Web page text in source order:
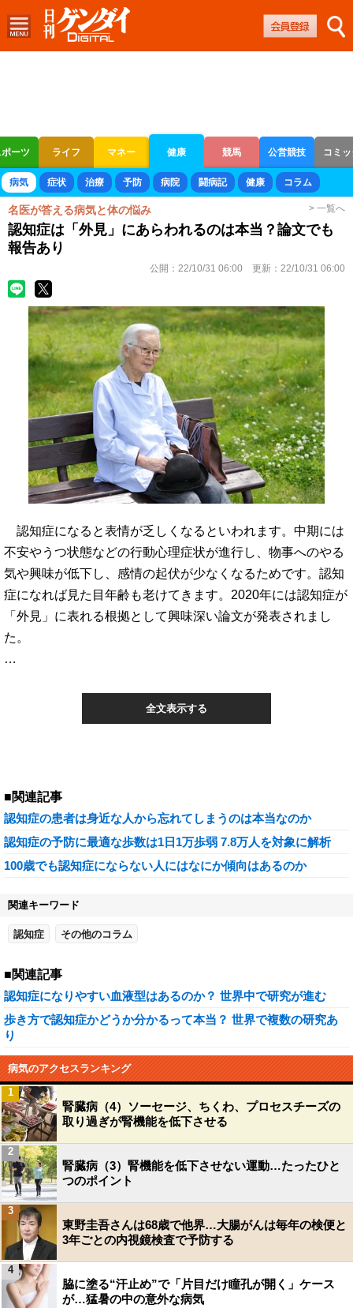
ーツ ライフ マネー 健康 競馬 公営競技 コミ
ボートレース 競輪 オートレース
病気 症状 治療 予防 病院 闘病記 健康 コラム
名医が答える病気と体の悩み > 一覧へ
認知症は「外見」にあらわれるのは本当？論文でも
報告あり
公開： 22/10/31 06:00 更新： 22/10/31 06:00
認知症になると表情が乏しくなるといわれます。中期には
不安やうつ状態などの行動心理症状が進行し、物事へのやる
気や興味が低下し、感情の起伏が少なくなるためです。認知
症になれば見た目年齢も老けてきます。2020年には認知症が
「外見」に表れる根拠として興味深い論文が発表されまし
た。
…
全文表示する
■関連記事
認知症の患者は身近な人から忘れてしまうのは本当なのか
認知症の予防に最適な歩数は1日1万歩弱 7.8万人を対象に解析
100歳でも認知症にならない人にはなにか傾向はあるのか
関連キーワード
認知症 その他のコラム
■関連記事
認知症になりやすい血液型はあるのか？ 世界中で研究が進む
歩き方で認知症かどうか分かるって本当？ 世界で複数の研究あ
り
病気のアクセスランキング
腎臓病（4）ソーセージ、ちくわ、プロセスチーズの
取り過ぎが腎機能を低下させる
1
腎臓病（3）腎機能を低下させない運動…たったひと
つのポイント
2
東野圭吾さんは68歳で他界…大腸がんは毎年の検便と
3年ごとの内視鏡検査で予防する
3
脇に塗る“汗止め”で「片目だけ瞳孔が開く」ケース
が…猛暑の中の意外な病気
4